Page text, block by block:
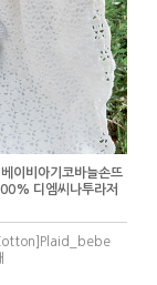
이비아기코바늘손뜨
디엠씨나투라저